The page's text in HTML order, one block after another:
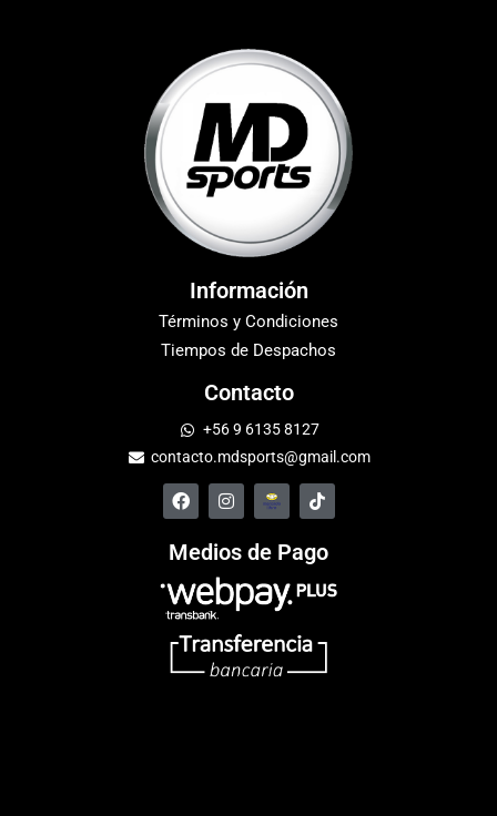
Información
Términos y Condiciones
Tiempos de Despachos
Contacto
+56 9 6135 8127
contacto.mdsports@gmail.com
Medios de Pago